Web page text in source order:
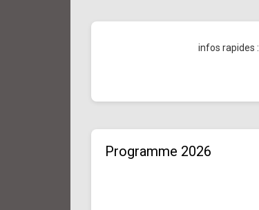
infos rapides :
Programme 2026